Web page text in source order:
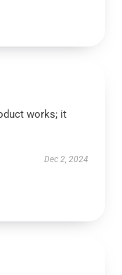
works; it
Dec 2, 2024